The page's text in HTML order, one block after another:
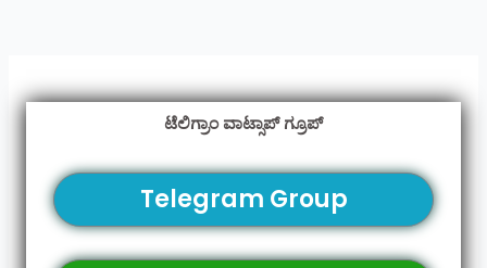
ಟೆಲಿಗ್ರಾಂ ವಾಟ್ಸಾಪ್ ಗ್ರೂಪ್
Telegram Group